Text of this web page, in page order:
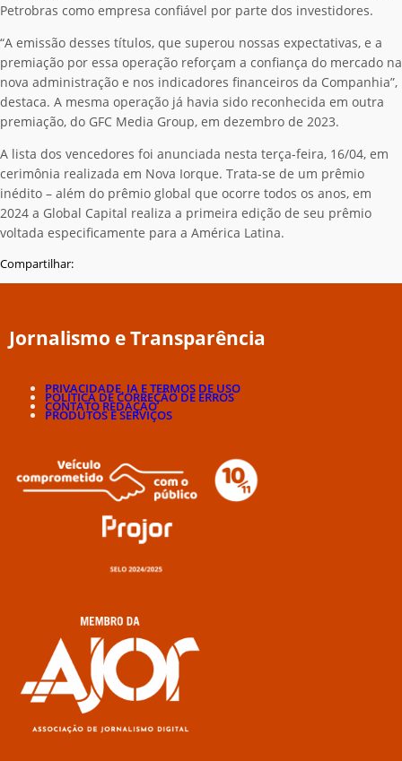
Petrobras como empresa confiável por parte dos investidores.
“A emissão desses títulos, que superou nossas expectativas, e a
premiação por essa operação reforçam a confiança do mercado na
nova administração e nos indicadores financeiros da Companhia”,
destaca. A mesma operação já havia sido reconhecida em outra
premiação, do GFC Media Group, em dezembro de 2023.
A lista dos vencedores foi anunciada nesta terça-feira, 16/04, em
cerimônia realizada em Nova Iorque. Trata-se de um prêmio
inédito – além do prêmio global que ocorre todos os anos, em
2024 a Global Capital realiza a primeira edição de seu prêmio
voltada especificamente para a América Latina.
Compartilhar:
Jornalismo e Transparência
PRIVACIDADE, IA E TERMOS DE USO
POLÍTICA DE CORREÇÃO DE ERROS
CONTATO REDAÇÃO
PRODUTOS E SERVIÇOS